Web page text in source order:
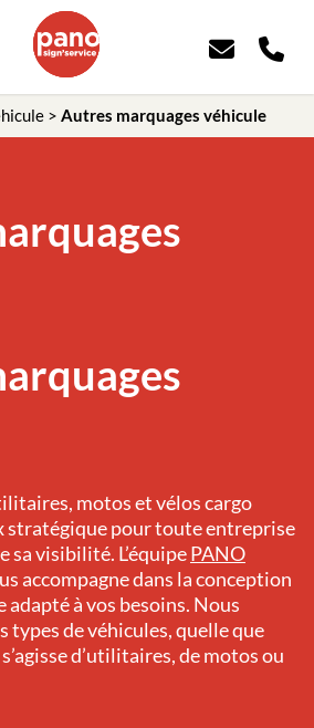
> Autres marquages véhicule
motos et vélos cargo
stratégique pour toute entreprise
visibilité. L’équipePANO
accompagne dans la conception
adapté à vos besoins. Nous
types de véhicules, quelle que
d’utilitaires, de motos ou
cookies